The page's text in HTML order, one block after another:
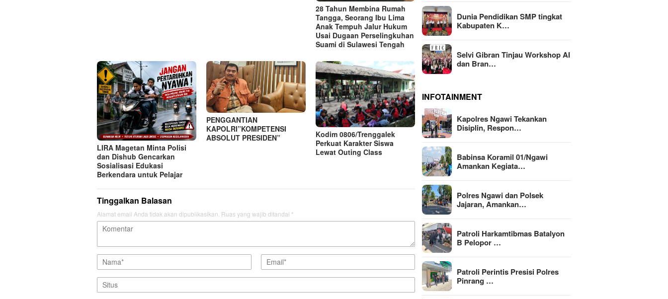
28 Tahun Membina Rumah
Tangga, Seorang Ibu Lima
Anak Tempuh Jalur Hukum
Usai Dugaan Perselingkuhan
Suami di Sulawesi Tengah
LIRA Magetan Minta Polisi
dan Dishub Gencarkan
Sosialisasi Edukasi
Berkendara untuk Pelajar
PENGGANTIAN
KAPOLRI”KOMPETENSI
ABSOLUT PRESIDEN”
Kodim 0806/Trenggalek
Perkuat Karakter Siswa
Lewat Outing Class
Tinggalkan Balasan
Alamat email Anda tidak akan dipublikasikan. Ruas yang wajib ditandai *
Dunia Pendidikan SMP tingkat
Kabupaten K…
Selvi Gibran Tinjau Workshop AI
dan Bran…
INFOTAINMENT
Kapolres Ngawi Tekankan
Disiplin, Respon…
Babinsa Koramil 01/Ngawi
Amankan Kegiata…
Polres Ngawi dan Polsek
Jajaran, Amankan…
Patroli Harkamtibmas Batalyon
B Pelopor …
Patroli Perintis Presisi Polres
Pinrang …